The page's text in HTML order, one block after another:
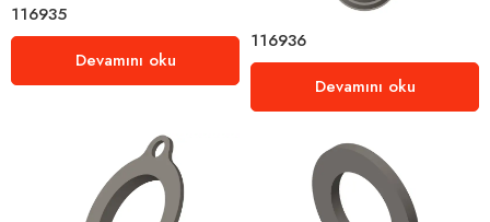
116935
Devamını oku
116936
Devamını oku